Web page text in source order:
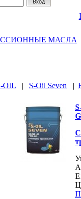
МАСЛА
OIL | S-Oil Seven |